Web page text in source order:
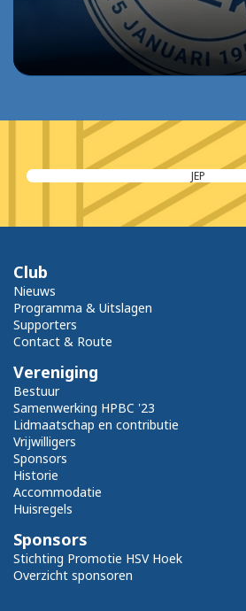
Safe Store Terneuzen
Club
Nieuws
Programma & Uitslagen
Supporters
Contact & Route
Vereniging
Bestuur
Samenwerking HPBC '23
Lidmaatschap en contributie
Vrijwilligers
Sponsors
Historie
Accommodatie
Huisregels
Sponsors
Stichting Promotie HSV Hoek
Overzicht sponsoren